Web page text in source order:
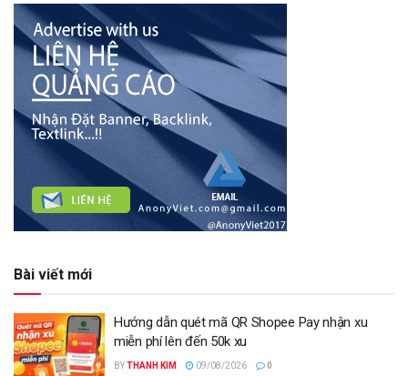
Bài viết mới
Hướng dẫn quét mã QR Shopee Pay nhận xu
miễn phí lên đến 50k xu
BYTHANH KIM 09/08/2026 0